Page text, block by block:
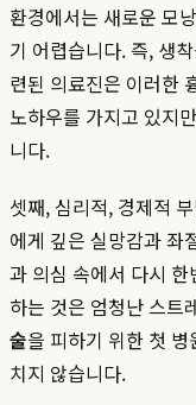
환경에서는 새로운 모
기 어렵습니다. 즉, 생
련된 의료진은 이러한
노하우를 가지고 있지
니다.
셋째, 심리적, 경제적
에게 깊은 실망감과 좌
과 의심 속에서 다시
하는 것은 엄청난 스트
술을 피하기 위한 첫
치지 않습니다.